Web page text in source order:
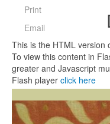
Print
Email
This is the HTML version
To view this content in
greater and Javascript
Flash player click here